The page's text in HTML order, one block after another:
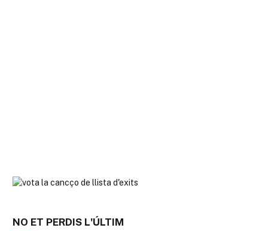
NO ET PERDIS L'ÚLTIM